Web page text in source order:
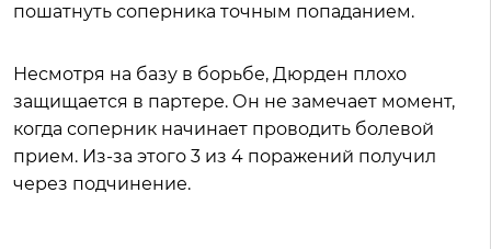
пошатнуть соперника точным попаданием.
Несмотря на базу в борьбе, Дюрден плохо
защищается в партере. Он не замечает момент,
когда соперник начинает проводить болевой
прием. Из-за этого 3 из 4 поражений получил
через подчинение.